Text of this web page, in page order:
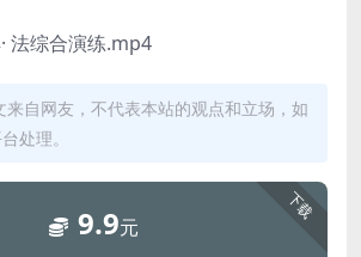
综合演练.mp4
来自网友，不代表本站的观点和立场，如
处理。
下载
9.9元